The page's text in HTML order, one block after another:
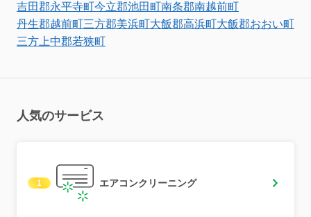
吉田郡永平寺町今立郡池田町南条郡南越前町
丹生郡越前町三方郡美浜町大飯郡高浜町大飯郡おおい町
三方上中郡若狭町
人気のサービス
1 エアコンクリーニング